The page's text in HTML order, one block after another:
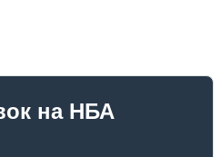
на НБА